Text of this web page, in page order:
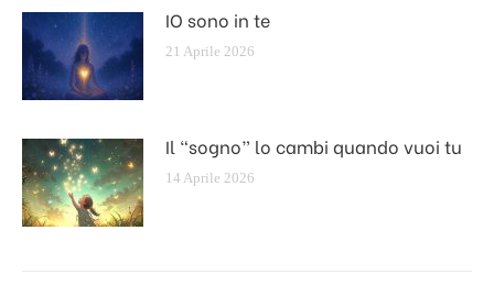
IO sono in te
21 Aprile 2026
Il “sogno” lo cambi quando vuoi tu
14 Aprile 2026